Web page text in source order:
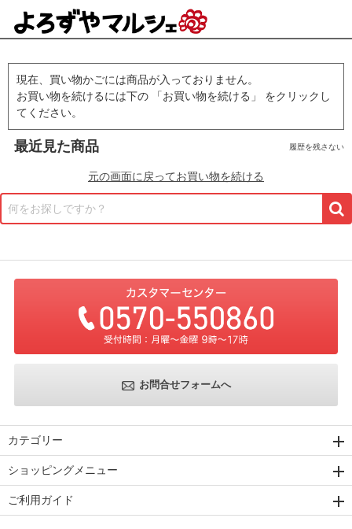
現在、買い物かごには商品が入っておりません。
お買い物を続けるには下の 「お買い物を続ける」 をクリックし
てください。
最近見た商品 履歴を残さない
元の画面に戻ってお買い物を続ける
何をお探しですか？
お問合せフォームへ
カテゴリー
ショッピングメニュー
ご利用ガイド